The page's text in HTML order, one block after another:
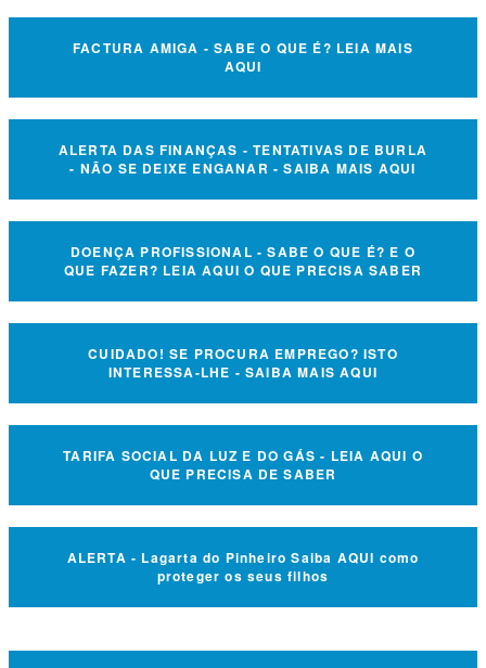
FACTURA AMIGA - SABE O QUE É? LEIA MAIS
AQUI
ALERTA DAS FINANÇAS - TENTATIVAS DE BURLA
- NÃO SE DEIXE ENGANAR - SAIBA MAIS AQUI
DOENÇA PROFISSIONAL - SABE O QUE É? E O
QUE FAZER? LEIA AQUI O QUE PRECISA SABER
CUIDADO! SE PROCURA EMPREGO? ISTO
INTERESSA-LHE - SAIBA MAIS AQUI
TARIFA SOCIAL DA LUZ E DO GÁS - LEIA AQUI O
QUE PRECISA DE SABER
ALERTA - Lagarta do Pinheiro Saiba AQUI como
proteger os seus filhos